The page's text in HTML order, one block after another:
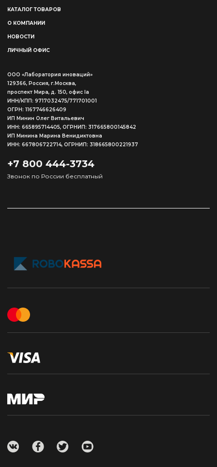
КАТАЛОГ ТОВАРОВ
О КОМПАНИИ
НОВОСТИ
ЛИЧНЫЙ ОФИС
ООО «Лаборатория иноваций»
129366, Россия, г.Москва,
проспект Мира, д. 150, офис Ia
ИНН/КПП: 9717032475/771701001
ОГРН: 1167746626409
ИП Минин Олег Витальевич
ИНН: 665895714405, ОГРНИП: 317665800145842
ИП Минина Марина Венидиктовна
ИНН: 667806722714, ОГРНИП: 318665800221937
+7 800 444-3734
Звонок по России бесплатный